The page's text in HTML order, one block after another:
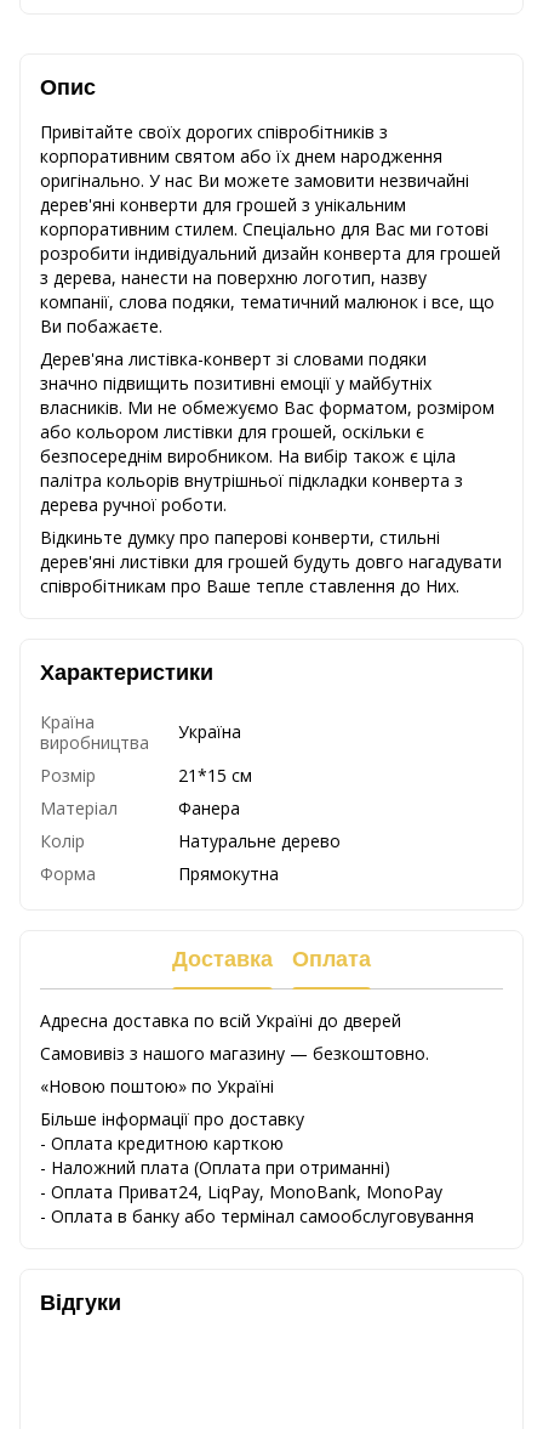
Опис
Привітайте своїх дорогих співробітників з
корпоративним святом або їх днем ​​народження
оригінально. У нас Ви можете замовити незвичайні
дерев'яні конверти для грошей з унікальним
корпоративним стилем. Спеціально для Вас ми готові
розробити індивідуальний дизайн конверта для грошей
з дерева, нанести на поверхню логотип, назву
компанії, слова подяки, тематичний малюнок і все, що
Ви побажаєте.
Дерев'яна листівка-конверт зі словами подяки
значно підвищить позитивні емоції у майбутніх
власників. Ми не обмежуємо Вас форматом, розміром
або кольором листівки для грошей, оскільки є
безпосереднім виробником. На вибір також є ціла
палітра кольорів внутрішньої підкладки конверта з
дерева ручної роботи.
Відкиньте думку про паперові конверти, стильні
дерев'яні листівки для грошей будуть довго нагадувати
співробітникам про Ваше тепле ставлення до Них.
Характеристики
Країна
виробництва
Україна
Розмір
21*15 см
Матеріал
Фанера
Колір
Натуральне дерево
Форма
Прямокутна
Доставка Оплата
Адресна доставка по всій Україні до дверей
Самовивіз з нашого магазину — безкоштовно.
«Новою поштою» по Україні
Більше інформації про доставку
- Оплата кредитною карткою
- Наложний плата (Оплата при отриманні)
- Оплата Приват24, LiqPay, MonoBank, MonoPay
- Оплата в банку або термінал самообслуговування
Відгуки